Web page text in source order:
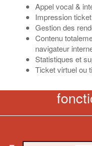
Appel vocal &
Impression
Gestion des
Contenu
navigateur
Statistiques et
Ticket virtuel ou